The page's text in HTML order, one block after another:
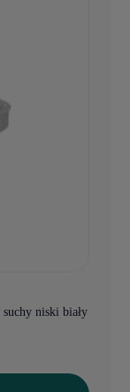
Excellent Flux syfon umywalkowo-bidetowy suchy niski biały